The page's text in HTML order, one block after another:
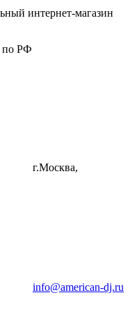
интернет-магазин
по РФ
г.Москва,
info@american-dj.ru